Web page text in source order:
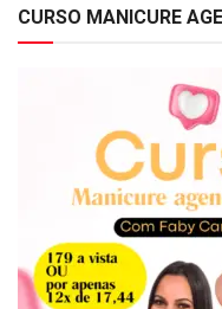
CURSO MANICURE